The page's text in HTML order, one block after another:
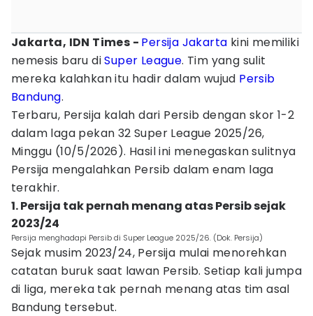
Jakarta, IDN Times - Persija Jakarta kini memiliki
nemesis baru diSuper League. Tim yang sulit
mereka kalahkan itu hadir dalam wujud Persib
Bandung.
Terbaru, Persija kalah dari Persib dengan skor 1-2
dalam laga pekan 32 Super League 2025/26,
Minggu (10/5/2026). Hasil ini menegaskan sulitnya
Persija mengalahkan Persib dalam enam laga
terakhir.
1. Persija tak pernah menang atas Persib sejak
2023/24
Persija menghadapi Persib di Super League 2025/26. (Dok. Persija)
Sejak musim 2023/24, Persija mulai menorehkan
catatan buruk saat lawan Persib. Setiap kali jumpa
di liga, mereka tak pernah menang atas tim asal
Bandung tersebut.